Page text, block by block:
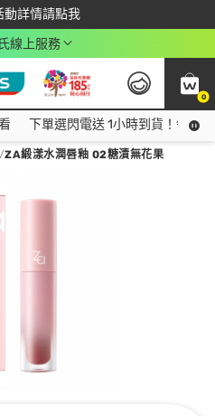
動詳情請點我
最高回饋$350
線上服務
0
下單選閃電送 1小時到貨！領神
/ZA緞漾水潤唇釉 02糖漬無花果